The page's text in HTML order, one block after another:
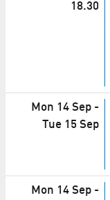
18.30
Mon 14 Sep -
Tue 15 Sep
Mon 14 Sep -